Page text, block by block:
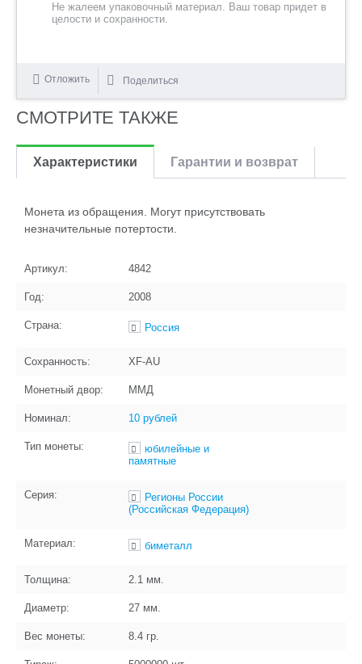
Не жалеем упаковочный материал. Ваш товар придет в
целости и сохранности.
Отложить Поделиться
СМОТРИТЕ ТАКЖЕ
Характеристики Гарантии и возврат
Монета из обращения. Могут присутствовать
незначительные потертости.
Артикул: 4842
Год: 2008
Страна: Россия
Сохранность: XF-AU
Монетный двор: ММД
Номинал: 10 рублей
Тип монеты:
юбилейные и
памятные
Серия:
Регионы России
(Российская Федерация)
Материал: биметалл
Толщина: 2.1 мм.
Диаметр: 27 мм.
Вес монеты: 8.4 гр.